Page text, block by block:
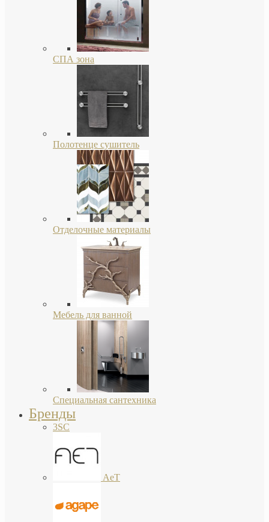
СПА зона
Полотенце сушитель
Отделочные материалы
Мебель для ванной
Специальная сантехника
Бренды
3SC
AeT